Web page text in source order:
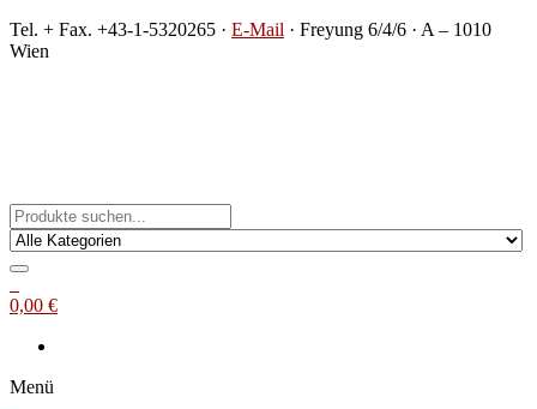
Zum
Inhalt
Tel. + Fax. +43-1-5320265 · E-Mail · Freyung 6/4/6 · A – 1010
Wien
0,00 €
Menü